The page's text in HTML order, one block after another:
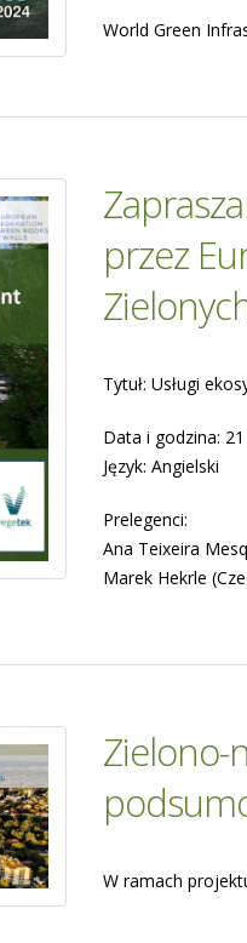
World Green
przez
Tytuł: Usługi
Data i godzina:
Język: Angielski
Prelegenci:
Ana Teixeira
Marek Hekrle
Zielono-
W ramach